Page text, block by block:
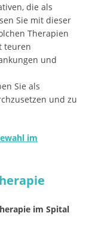
die als
Sie mit dieser
Therapien
teuren
und
Sie als
und zu
im
im Spital